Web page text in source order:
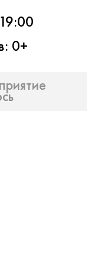
0+